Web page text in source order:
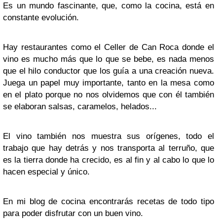
Es un mundo fascinante, que, como la cocina, está en
constante evolución.
Hay restaurantes como el Celler de Can Roca donde el
vino es mucho más que lo que se bebe, es nada menos
que el hilo conductor que los guía a una creación nueva.
Juega un papel muy importante, tanto en la mesa como
en el plato porque no nos olvidemos que con él también
se elaboran salsas, caramelos, helados...
El vino también nos muestra sus orígenes, todo el
trabajo que hay detrás y nos transporta al terruño, que
es la tierra donde ha crecido, es al fin y al cabo lo que lo
hacen especial y único.
En mi blog de cocina encontrarás recetas de todo tipo
para poder disfrutar con un buen vino.